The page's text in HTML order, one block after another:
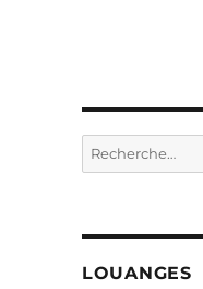
Recherche
pour :
LOUANGES